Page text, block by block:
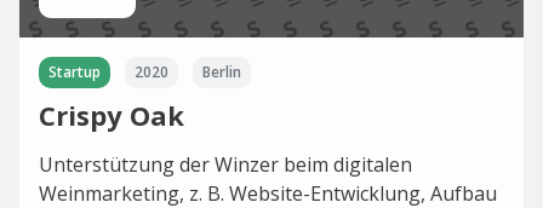
Startup 2020 Berlin
Crispy Oak
Unterstützung der Winzer beim digitalen
Weinmarketing, z. B. Website-Entwicklung, Aufbau